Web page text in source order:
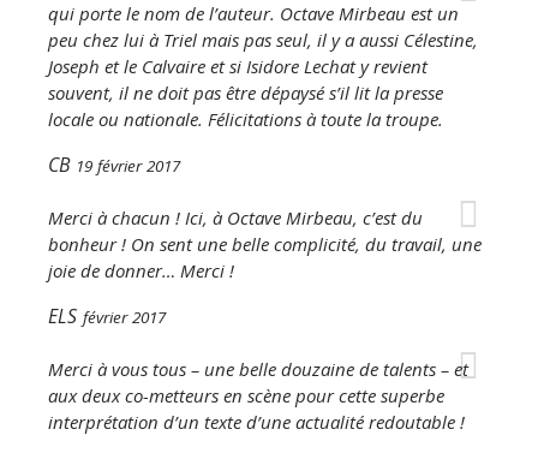
qui porte le nom de l’auteur. Octave Mirbeau est un
peu chez lui à Triel mais pas seul, il y a aussi Célestine,
Joseph et le Calvaire et si Isidore Lechat y revient
souvent, il ne doit pas être dépaysé s’il lit la presse
locale ou nationale. Félicitations à toute la troupe.
CB 19 février 2017
Merci à chacun ! Ici, à Octave Mirbeau, c’est du
bonheur ! On sent une belle complicité, du travail, une
joie de donner… Merci !
ELS février 2017
Merci à vous tous – une belle douzaine de talents – et
aux deux co-metteurs en scène pour cette superbe
interprétation d’un texte d’une actualité redoutable !